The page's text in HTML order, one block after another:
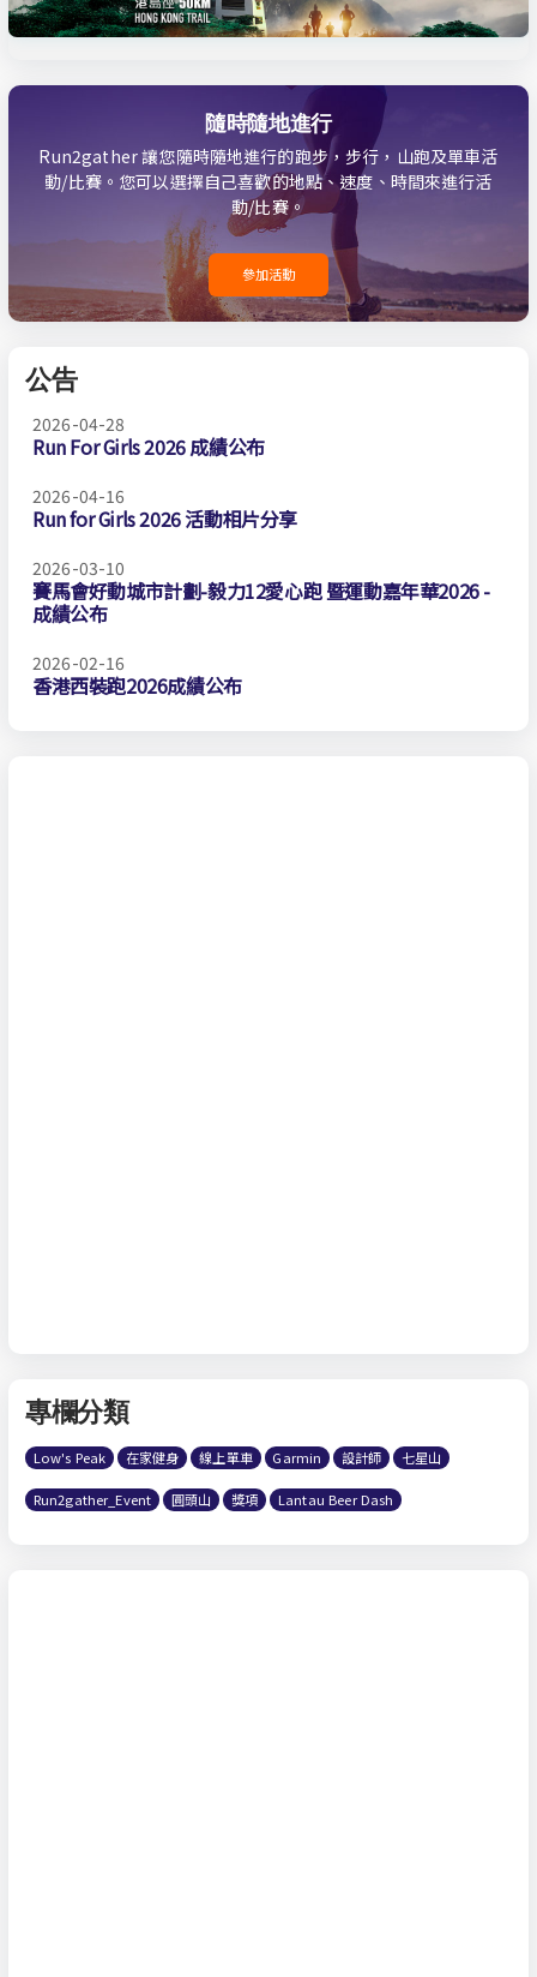
隨時隨地進行
Run2gather 讓您隨時隨地進行的跑步，步行，山跑及單車活
動/比賽。您可以選擇自己喜歡的地點、速度、時間來進行活
動/比賽。
參加活動
公告
2026-04-28
Run For Girls 2026 成績公布
2026-04-16
Run for Girls 2026 活動相片分享
2026-03-10
賽馬會好動城市計劃-毅力12愛心跑 暨運動嘉年華2026 -
成績公布
2026-02-16
香港西裝跑2026成績公布
專欄分類
Low's Peak 在家健身 線上單車 Garmin 設計師 七星山
Run2gather_Event 圓頭山 獎項 Lantau Beer Dash